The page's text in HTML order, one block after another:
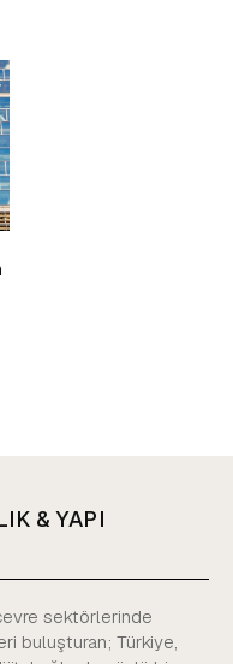
& YAPI
sektörlerinde
buluşturan; Türkiye,